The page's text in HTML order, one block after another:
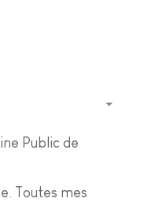
Public de
Toutes mes